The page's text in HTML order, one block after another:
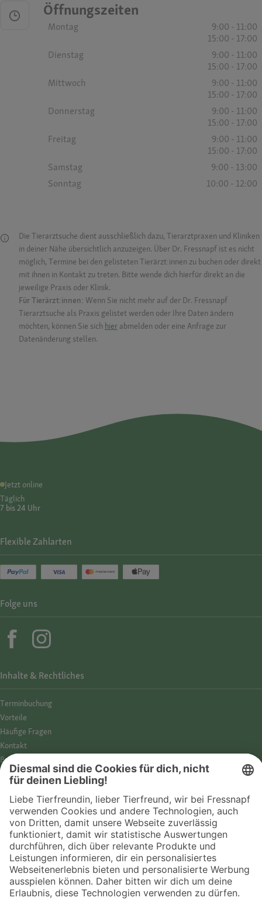
Öffnungszeiten
Montag
9:00 - 11:00
15:00 - 17:00
Dienstag
9:00 - 11:00
15:00 - 17:00
Mittwoch
9:00 - 11:00
15:00 - 17:00
Donnerstag
9:00 - 11:00
15:00 - 17:00
Freitag
9:00 - 11:00
15:00 - 17:00
Samstag
9:00 - 13:00
Sonntag
10:00 - 12:00
Die Tierarztsuche dient ausschließlich dazu, Tierarztpraxen und Kliniken
in deiner Nähe übersichtlich anzuzeigen. Über Dr. Fressnapf ist es nicht
möglich, Termine bei den gelisteten Tierärzt:innen zu buchen oder direkt
mit ihnen in Kontakt zu treten. Bitte wende dich hierfür direkt an die
jeweilige Praxis oder Klinik.
Für Tierärzt:innen: Wenn Sie nicht mehr auf der Dr. Fressnapf
Tierarztsuche als Praxis gelistet werden oder Ihre Daten ändern
möchten, können Sie sich hier abmelden oder eine Anfrage zur
Datenänderung stellen.
Jetzt online
Täglich
7 bis 24 Uhr
Inhalte & Rechtliches
Termin­buchung
Vorteile
Häufige Fragen
Kontakt
Barrierefreiheit
Impressum
Datenschutz­hinweise
Cookies
AGB
Entdecke Fressnapf
Tierversicherung
GPS-Tracker
Flexible Zahlarten
Folge uns